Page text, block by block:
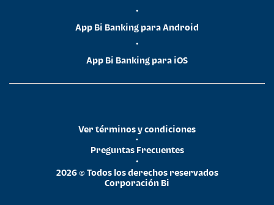
•
App Bi Banking para Android
•
App Bi Banking para iOS
2026 © Todos los derechos reservados
Corporación Bi
•
Preguntas Frecuentes
•
Ver términos y condiciones